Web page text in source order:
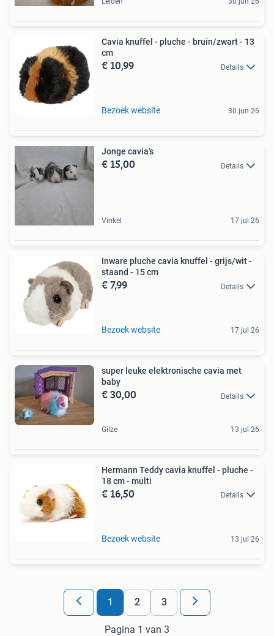
Cavia knuffel - pluche - bruin/zwart - 13
cm
€ 10,99 Details
Bezoek website 30 jun 26
Jonge cavia's
€ 15,00 Details
Vinkel 17 jul 26
Inware pluche cavia knuffel - grijs/wit -
staand - 15 cm
€ 7,99 Details
Bezoek website 17 jul 26
super leuke elektronische cavia met
baby
€ 30,00 Details
Gilze 13 jul 26
Hermann Teddy cavia knuffel - pluche -
18 cm - multi
€ 16,50 Details
Bezoek website 13 jul 26
1 2 3
Pagina 1 van 3